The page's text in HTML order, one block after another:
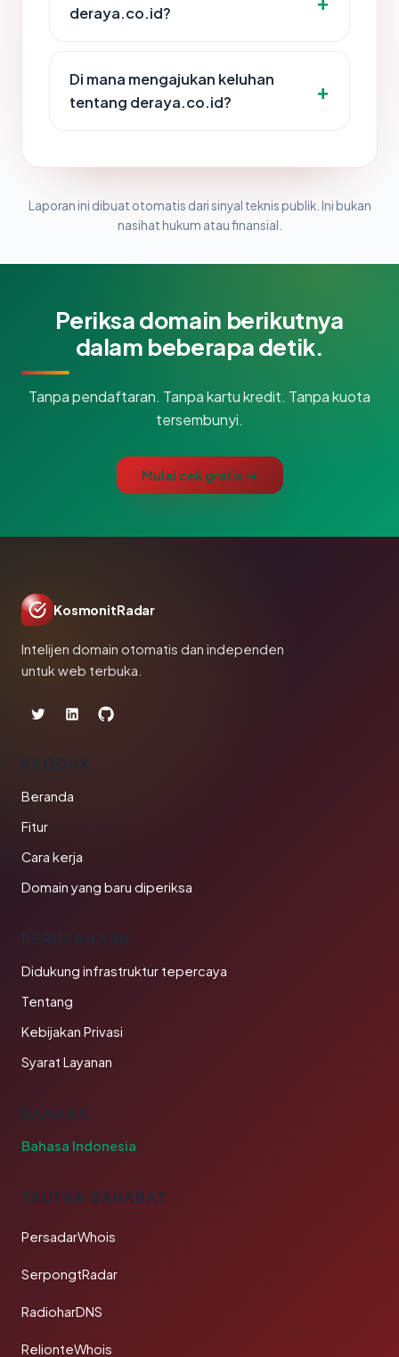
deraya.co.id?
Di mana mengajukan keluhan
tentang deraya.co.id?
Laporan ini dibuat otomatis dari sinyal teknis publik. Ini bukan
nasihat hukum atau finansial.
Periksa domain berikutnya
dalam beberapa detik.
Tanpa pendaftaran. Tanpa kartu kredit. Tanpa kuota
tersembunyi.
Mulai cek gratis →
KosmonitRadar
Intelijen domain otomatis dan independen
untuk web terbuka.
PRODUK
Beranda
Fitur
Cara kerja
Domain yang baru diperiksa
PERUSAHAAN
Didukung infrastruktur tepercaya
Tentang
Kebijakan Privasi
Syarat Layanan
BAHASA
Bahasa Indonesia
TAUTAN SAHABAT
PersadarWhois
SerpongtRadar
RadioharDNS
RelionteWhois